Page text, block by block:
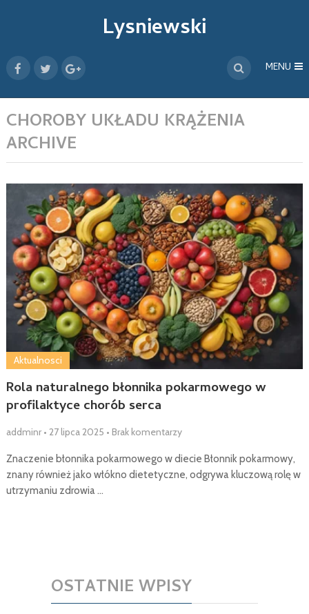
Lysniewski
MENU
CHOROBY UKŁADU KRĄŻENIA
ARCHIVE
Rola naturalnego błonnika pokarmowego w
profilaktyce chorób serca
Aktualnosci
addminr • 27 lipca 2025 • Brak komentarzy
Znaczenie błonnika pokarmowego w diecie Błonnik pokarmowy,
znany również jako włókno dietetyczne, odgrywa kluczową rolę w
utrzymaniu zdrowia …
OSTATNIE WPISY